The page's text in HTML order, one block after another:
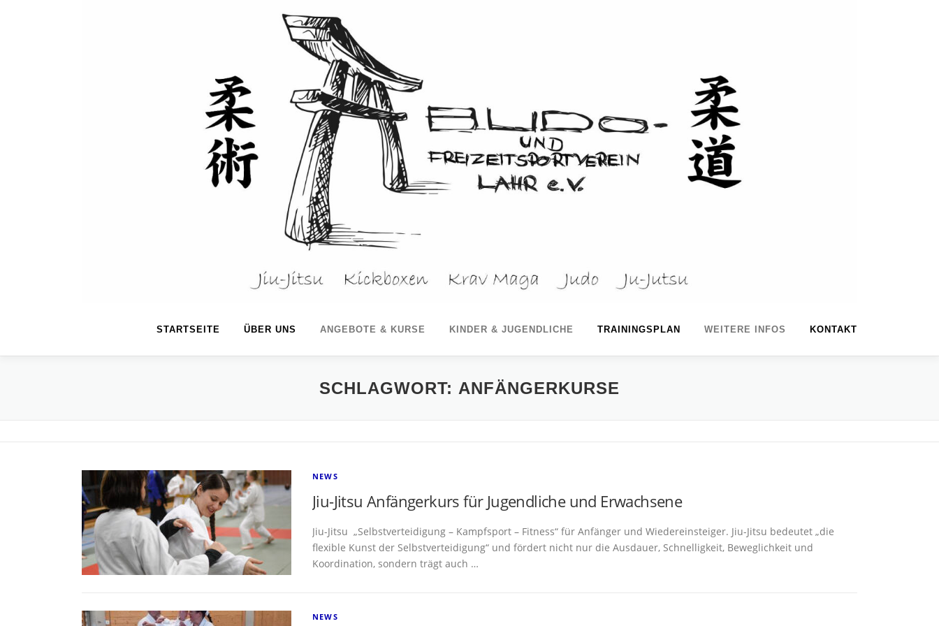
STARTSEITE ÜBER UNS ANGEBOTE & KURSE KINDER & JUGENDLICHE TRAININGSPLAN WEITERE INFOS KONTAKT
SCHLAGWORT: ANFÄNGERKURSE
NEWS
Jiu-Jitsu Anfängerkurs für Jugendliche und Erwachsene
Jiu-Jitsu „Selbstverteidigung – Kampfsport – Fitness“ für Anfänger und Wiedereinsteiger. Jiu-Jitsu bedeutet „die
flexible Kunst der Selbstverteidigung“ und fördert nicht nur die Ausdauer, Schnelligkeit, Beweglichkeit und
Koordination, sondern trägt auch …
NEWS